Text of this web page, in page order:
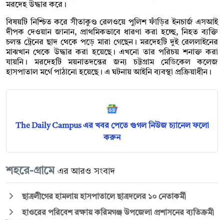
মরদেহ উদ্ধার করে।
বিষয়টি নিশ্চিত করে সীতাকুণ্ড রেলওয়ে পুলিশ ফাঁড়ির ইনচার্জ এসআই
দীপক দেওয়ান জানান, প্রাথমিকভাবে ধারণা করা হচ্ছে, নিহত ব্যক্তি
চলন্ত ট্রেনের ছাদ থেকে পড়ে মারা গেছেন। মরদেহটি দুই রেললাইনের
মাঝখান থেকে উদ্ধার করা হয়েছে। এখনো তার পরিচয় শনাক্ত করা
যায়নি। মরদেহটি ময়নাতদন্তের জন্য চট্টগ্রাম মেডিকেল কলেজ
হাসপাতাল মর্গে পাঠানো হয়েছে। এ ঘটনায় আইনি ব্যবস্থা প্রক্রিয়াধীন।
The Daily Campus এর খবর পেতে গুগল নিউজ চ্যানেল ফলো
করুন
শহরে-গ্রামে এর আরও সংবাদ
ছাত্রলীগের হামলায় হাসপাতালে ছাত্রদলের ১০ নেতাকর্মী
হাওরের পরিবেশ রক্ষায় করিমগঞ্জ উপজেলা প্রশাসনের ব্যতিক্রমী